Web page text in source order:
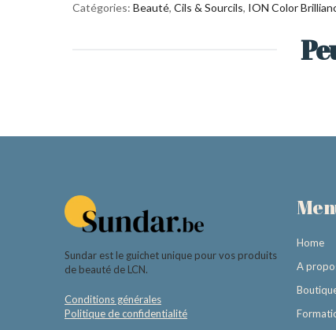
Catégories: Beauté, Cils & Sourcils, ION Color
Sundar est le guichet unique pour vos produits
de beauté de LCN.
Conditions générales
Politique de confidentialité
Home
A